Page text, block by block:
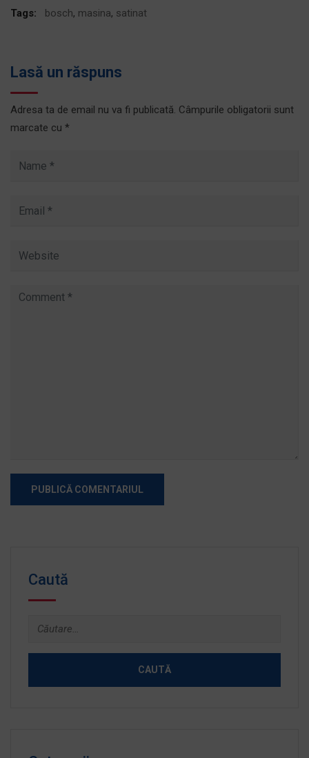
Tags: bosch, masina, satinat
Lasă un răspuns
Adresa ta de email nu va fi publicată. Câmpurile obligatorii sunt
marcate cu *
Caută
Caută